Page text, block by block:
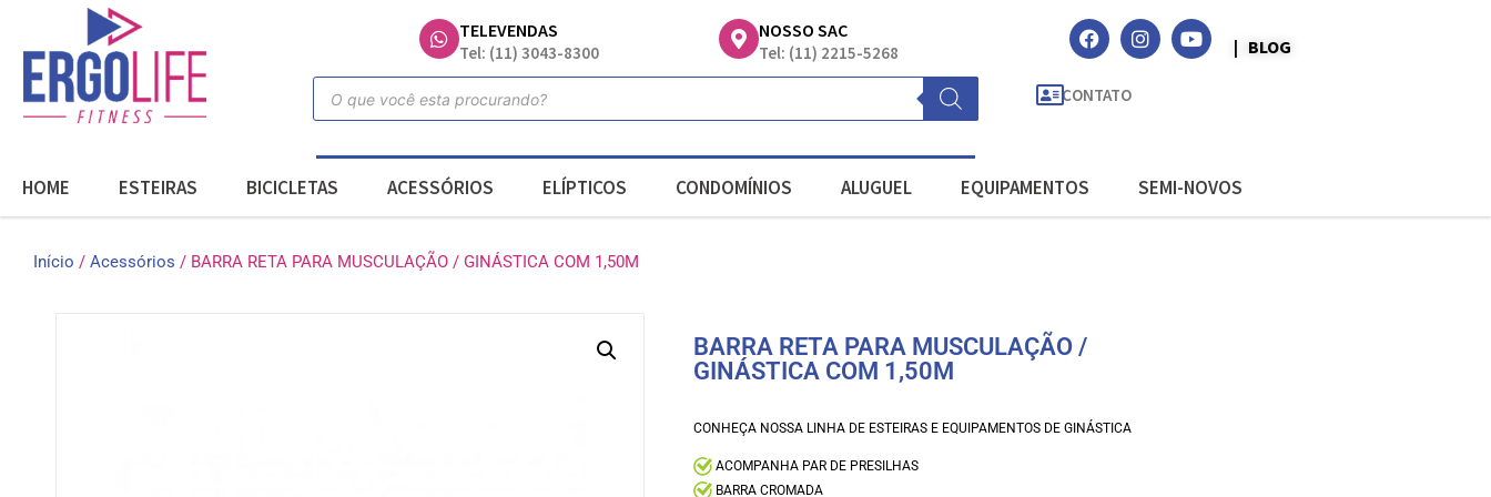
TELEVENDAS
Tel: (11) 3043-8300
NOSSO SAC
Tel: (11) 2215-5268 | BLOG
CONTATO
HOME ESTEIRAS BICICLETAS ACESSÓRIOS ELÍPTICOS CONDOMÍNIOS ALUGUEL EQUIPAMENTOS SEMI-NOVOS
Início / Acessórios / BARRA RETA PARA MUSCULAÇÃO / GINÁSTICA COM 1,50M
BARRA RETA PARA MUSCULAÇÃO /
GINÁSTICA COM 1,50M
CONHEÇA NOSSA LINHA DE ESTEIRAS E EQUIPAMENTOS DE GINÁSTICA
ACOMPANHA PAR DE PRESILHAS
BARRA CROMADA